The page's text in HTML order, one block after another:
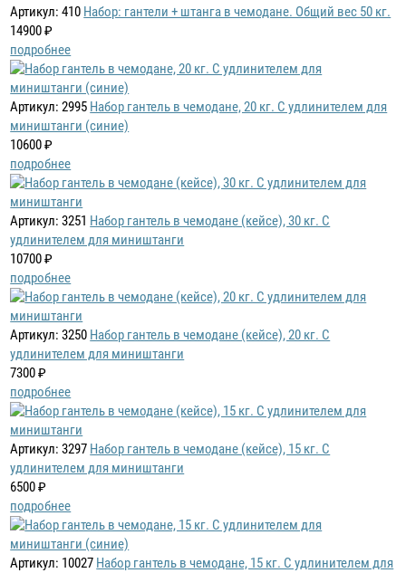
Артикул: 410 Набор: гантели + штанга в чемодане. Общий вес 50 кг.
14900 ₽
подробнее
Артикул: 2995 Набор гантель в чемодане, 20 кг. С удлинителем для
миништанги (синие)
10600 ₽
подробнее
Артикул: 3251 Набор гантель в чемодане (кейсе), 30 кг. С
удлинителем для миништанги
10700 ₽
подробнее
Артикул: 3250 Набор гантель в чемодане (кейсе), 20 кг. С
удлинителем для миништанги
7300 ₽
подробнее
Артикул: 3297 Набор гантель в чемодане (кейсе), 15 кг. С
удлинителем для миништанги
6500 ₽
подробнее
Артикул: 10027 Набор гантель в чемодане, 15 кг. С удлинителем для